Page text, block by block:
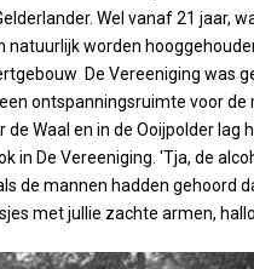
Wel vanaf 21 jaar,
natuurlijk worden
De Vereeniging was
ontspanningsruimte voor
de Waal en in de Ooijpolder
in De Vereeniging. 'Tja, de
de mannen hadden gehoord
met jullie zachte armen,